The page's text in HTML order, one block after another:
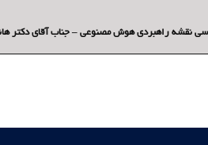
نقشه راهبردی هوش مصنوعی – جناب آقای دکتر